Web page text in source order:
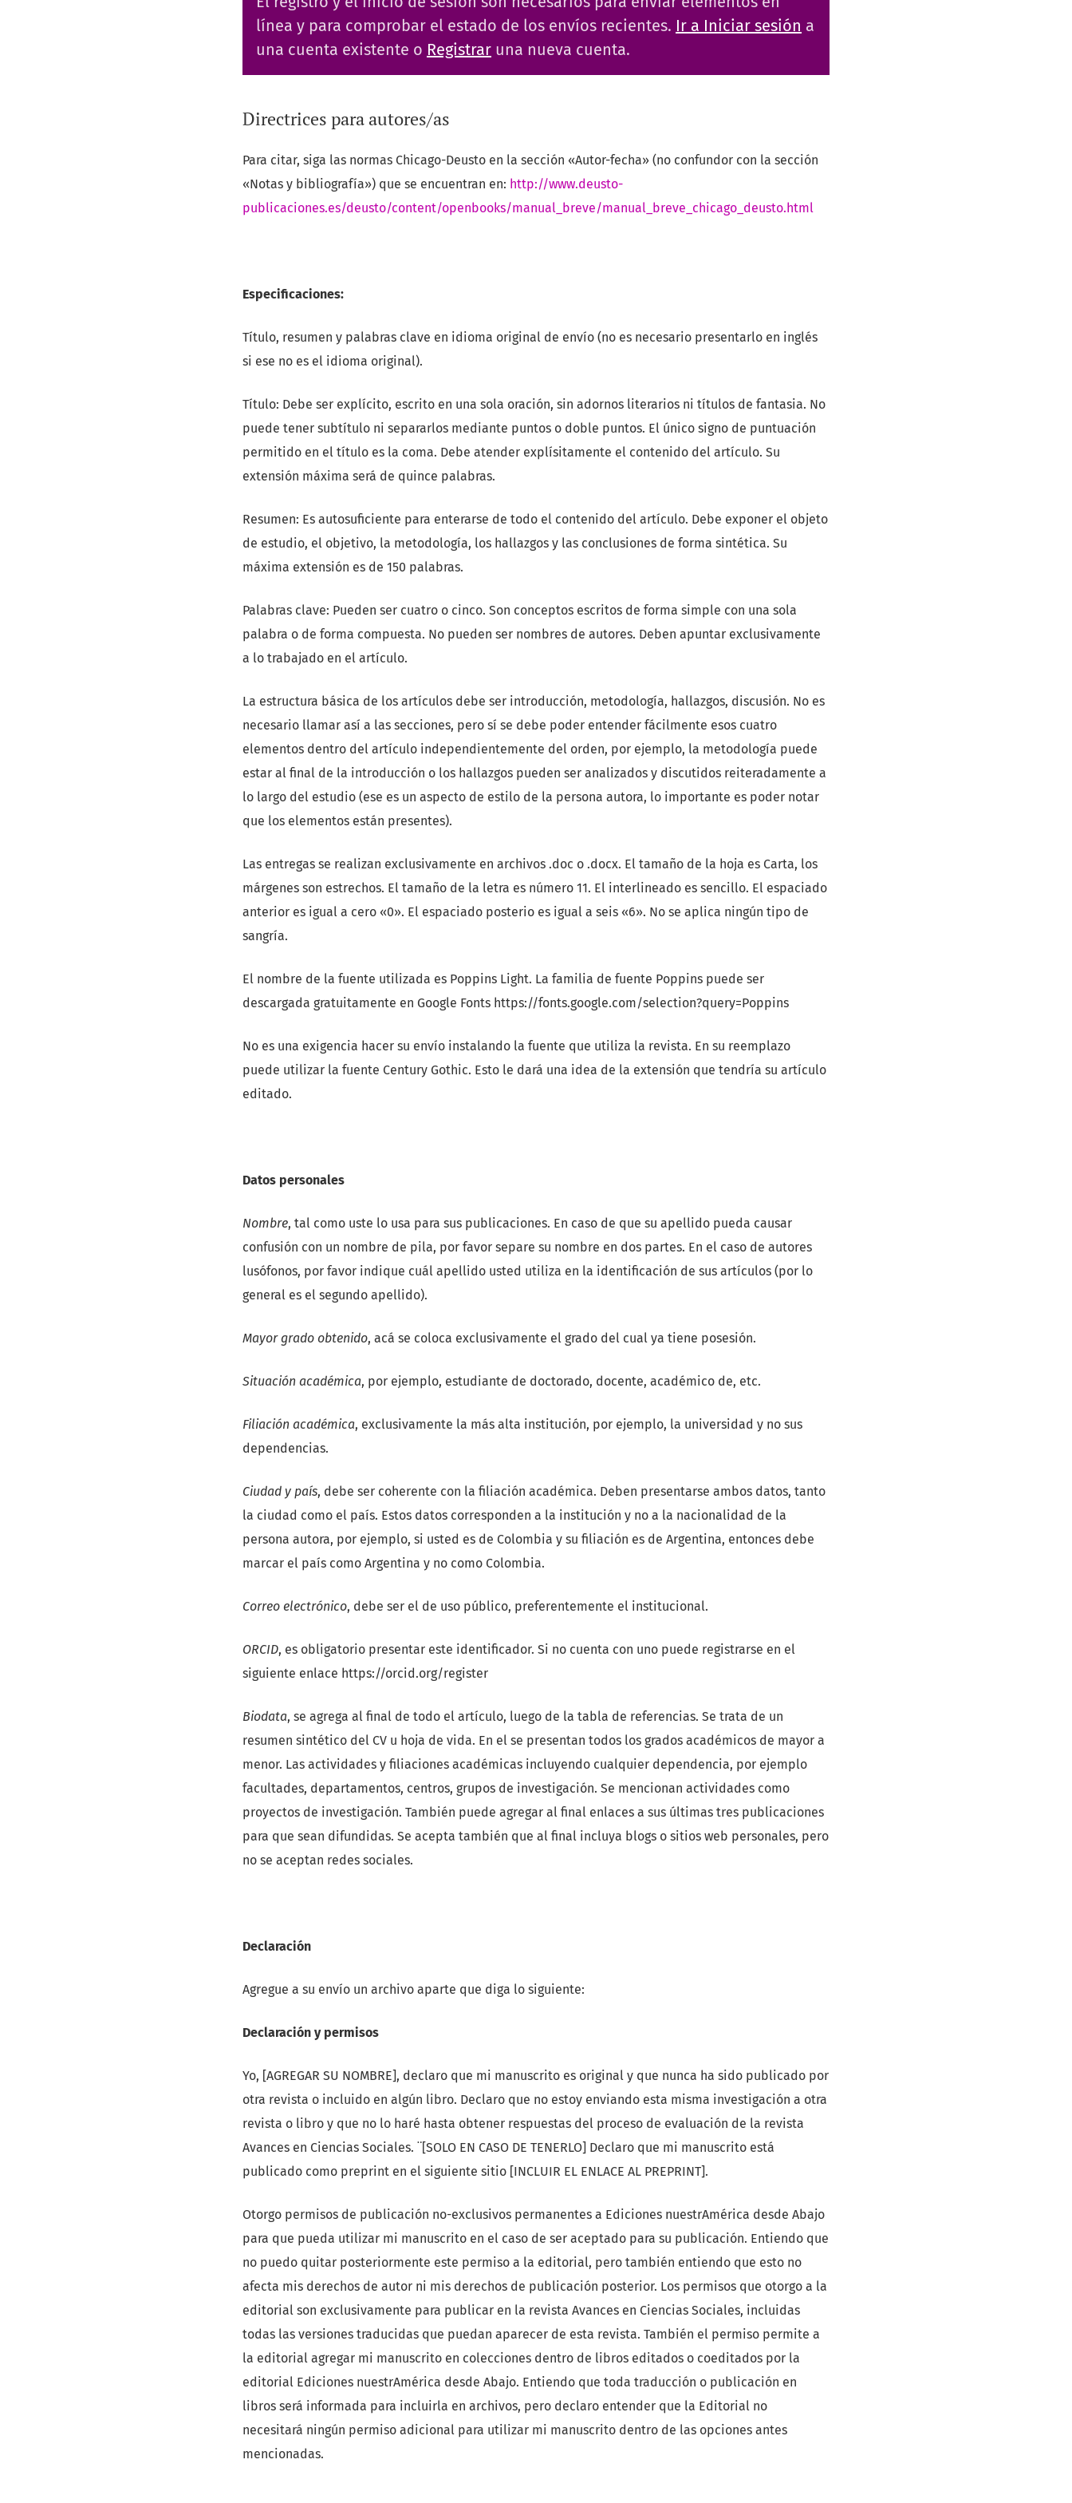
línea y para comprobar el estado de los envíos recientes. Ir a Iniciar sesión a
una cuenta existente o Registrar una nueva cuenta.
Directrices para autores/as
Para citar, siga las normas Chicago-Deusto en la sección «Autor-fecha» (no confundor con la sección
«Notas y bibliografía») que se encuentran en: http://www.deusto-
publicaciones.es/deusto/content/openbooks/manual_breve/manual_breve_chicago_deusto.html
Especificaciones:
Título, resumen y palabras clave en idioma original de envío (no es necesario presentarlo en inglés
si ese no es el idioma original).
Título: Debe ser explícito, escrito en una sola oración, sin adornos literarios ni títulos de fantasia. No
puede tener subtítulo ni separarlos mediante puntos o doble puntos. El único signo de puntuación
permitido en el título es la coma. Debe atender explísitamente el contenido del artículo. Su
extensión máxima será de quince palabras.
Resumen: Es autosuficiente para enterarse de todo el contenido del artículo. Debe exponer el objeto
de estudio, el objetivo, la metodología, los hallazgos y las conclusiones de forma sintética. Su
máxima extensión es de 150 palabras.
Palabras clave: Pueden ser cuatro o cinco. Son conceptos escritos de forma simple con una sola
palabra o de forma compuesta. No pueden ser nombres de autores. Deben apuntar exclusivamente
a lo trabajado en el artículo.
La estructura básica de los artículos debe ser introducción, metodología, hallazgos, discusión. No es
necesario llamar así a las secciones, pero sí se debe poder entender fácilmente esos cuatro
elementos dentro del artículo independientemente del orden, por ejemplo, la metodología puede
estar al final de la introducción o los hallazgos pueden ser analizados y discutidos reiteradamente a
lo largo del estudio (ese es un aspecto de estilo de la persona autora, lo importante es poder notar
que los elementos están presentes).
Las entregas se realizan exclusivamente en archivos .doc o .docx. El tamaño de la hoja es Carta, los
márgenes son estrechos. El tamaño de la letra es número 11. El interlineado es sencillo. El espaciado
anterior es igual a cero «0». El espaciado posterio es igual a seis «6». No se aplica ningún tipo de
sangría.
El nombre de la fuente utilizada es Poppins Light. La familia de fuente Poppins puede ser
descargada gratuitamente en Google Fonts https://fonts.google.com/selection?query=Poppins
No es una exigencia hacer su envío instalando la fuente que utiliza la revista. En su reemplazo
puede utilizar la fuente Century Gothic. Esto le dará una idea de la extensión que tendría su artículo
editado.
Datos personales
Nombre, tal como uste lo usa para sus publicaciones. En caso de que su apellido pueda causar
confusión con un nombre de pila, por favor separe su nombre en dos partes. En el caso de autores
lusófonos, por favor indique cuál apellido usted utiliza en la identificación de sus artículos (por lo
general es el segundo apellido).
Mayor grado obtenido, acá se coloca exclusivamente el grado del cual ya tiene posesión.
Situación académica, por ejemplo, estudiante de doctorado, docente, académico de, etc.
Filiación académica, exclusivamente la más alta institución, por ejemplo, la universidad y no sus
dependencias.
Ciudad y país, debe ser coherente con la filiación académica. Deben presentarse ambos datos, tanto
la ciudad como el país. Estos datos corresponden a la institución y no a la nacionalidad de la
persona autora, por ejemplo, si usted es de Colombia y su filiación es de Argentina, entonces debe
marcar el país como Argentina y no como Colombia.
Correo electrónico, debe ser el de uso público, preferentemente el institucional.
ORCID, es obligatorio presentar este identificador. Si no cuenta con uno puede registrarse en el
siguiente enlace https://orcid.org/register
Biodata, se agrega al final de todo el artículo, luego de la tabla de referencias. Se trata de un
resumen sintético del CV u hoja de vida. En el se presentan todos los grados académicos de mayor a
menor. Las actividades y filiaciones académicas incluyendo cualquier dependencia, por ejemplo
facultades, departamentos, centros, grupos de investigación. Se mencionan actividades como
proyectos de investigación. También puede agregar al final enlaces a sus últimas tres publicaciones
para que sean difundidas. Se acepta también que al final incluya blogs o sitios web personales, pero
no se aceptan redes sociales.
Declaración
Agregue a su envío un archivo aparte que diga lo siguiente:
Declaración y permisos
Yo, [AGREGAR SU NOMBRE], declaro que mi manuscrito es original y que nunca ha sido publicado por
otra revista o incluido en algún libro. Declaro que no estoy enviando esta misma investigación a otra
revista o libro y que no lo haré hasta obtener respuestas del proceso de evaluación de la revista
Avances en Ciencias Sociales. ¨[SOLO EN CASO DE TENERLO] Declaro que mi manuscrito está
publicado como preprint en el siguiente sitio [INCLUIR EL ENLACE AL PREPRINT].
Otorgo permisos de publicación no-exclusivos permanentes a Ediciones nuestrAmérica desde Abajo
para que pueda utilizar mi manuscrito en el caso de ser aceptado para su publicación. Entiendo que
no puedo quitar posteriormente este permiso a la editorial, pero también entiendo que esto no
afecta mis derechos de autor ni mis derechos de publicación posterior. Los permisos que otorgo a la
editorial son exclusivamente para publicar en la revista Avances en Ciencias Sociales, incluidas
todas las versiones traducidas que puedan aparecer de esta revista. También el permiso permite a
la editorial agregar mi manuscrito en colecciones dentro de libros editados o coeditados por la
editorial Ediciones nuestrAmérica desde Abajo. Entiendo que toda traducción o publicación en
libros será informada para incluirla en archivos, pero declaro entender que la Editorial no
necesitará ningún permiso adicional para utilizar mi manuscrito dentro de las opciones antes
mencionadas.